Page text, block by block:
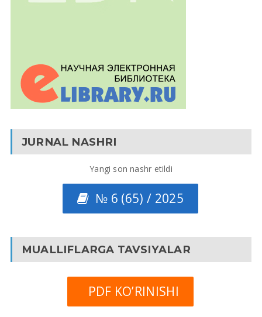
JURNAL NASHRI
Yangi son nashr etildi
№ 6 (65) / 2025
MUALLIFLARGA TAVSIYALAR
PDF KO’RINISHI